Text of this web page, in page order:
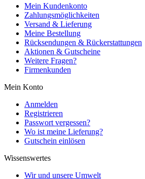
Mein Kundenkonto
Zahlungsmöglichkeiten
Versand & Lieferung
Meine Bestellung
Rücksendungen & Rückerstattungen
Aktionen & Gutscheine
Weitere Fragen?
Firmenkunden
Mein Konto
Anmelden
Registrieren
Passwort vergessen?
Wo ist meine Lieferung?
Gutschein einlösen
Wissenswertes
Wir und unsere Umwelt